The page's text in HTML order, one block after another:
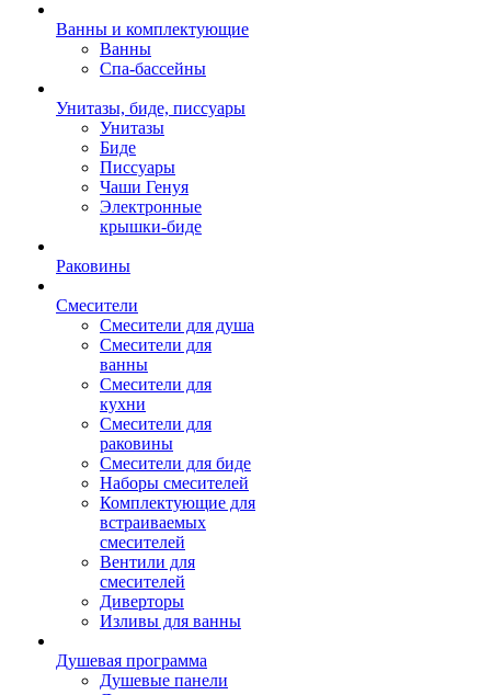
Ванны и комплектующие
Ванны
Спа-бассейны
Унитазы, биде, писсуары
Унитазы
Биде
Писсуары
Чаши Генуя
Электронные
крышки-биде
Раковины
Смесители
Смесители для душа
Смесители для
ванны
Смесители для
кухни
Смесители для
раковины
Смесители для биде
Наборы смесителей
Комплектующие для
встраиваемых
смесителей
Вентили для
смесителей
Диверторы
Изливы для ванны
Душевая программа
Душевые панели